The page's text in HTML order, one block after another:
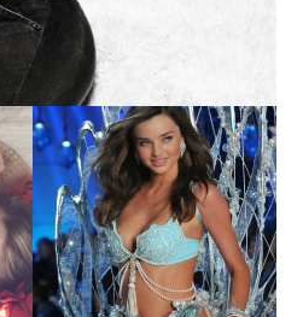
LA ALTURA DE LAS
MODELOS MAS ALTAS